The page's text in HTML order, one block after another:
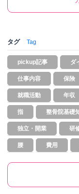
タグ Tag
pickup記事 ダ
仕事内容 保険
就職活動 年収
指 整骨院基礎
独立・開業 研
腰 費用